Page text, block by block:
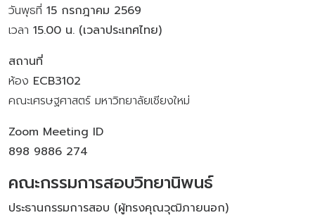
วันพุธที่ 15 กรกฎาคม 2569
เวลา 15.00 น. (เวลาประเทศไทย)
สถานที่
ห้อง ECB3102
คณะเศรษฐศาสตร์ มหาวิทยาลัยเชียงใหม่
Zoom Meeting ID
898 9886 274
คณะกรรมการสอบวิทยานิพนธ์
ประธานกรรมการสอบ (ผู้ทรงคุณวุฒิภายนอก)